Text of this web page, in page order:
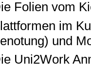
Folien vom
im
und
Uni2Work